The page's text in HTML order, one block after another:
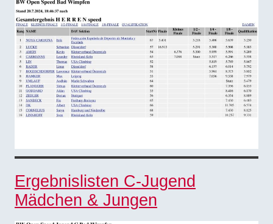
Ergebnislisten C-Jugend
Mädchen & Jungen